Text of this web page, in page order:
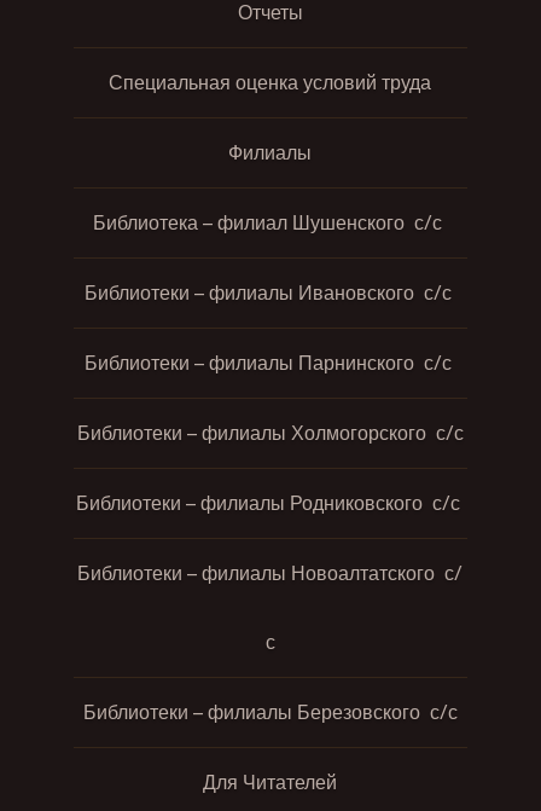
Отчеты
Специальная оценка условий труда
Филиалы
Библиотека – филиал Шушенского с/с
Библиотеки – филиалы Ивановского с/с
Библиотеки – филиалы Парнинского с/с
Библиотеки – филиалы Холмогорского с/с
Библиотеки – филиалы Родниковского с/с
Библиотеки – филиалы Новоалтатского с/
с
Библиотеки – филиалы Березовского с/с
Для Читателей